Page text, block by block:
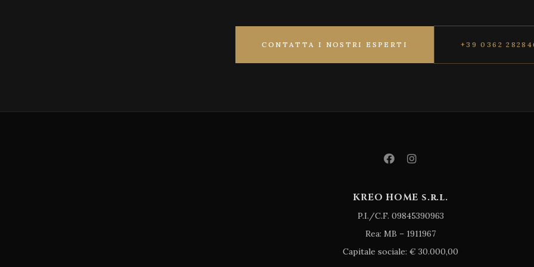
CONTATTA I NOSTRI ESPERTI +39 0362
KREO HOME s.r.l.
P.I./C.F. 09845390963
Rea: MB – 1911967
Capitale sociale: € 30.000,00